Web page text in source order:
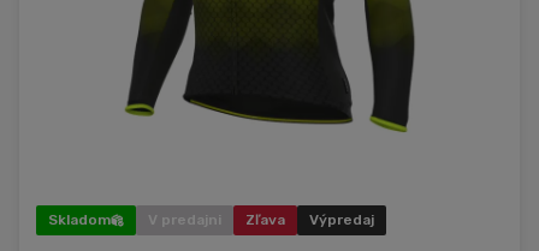
Skladom V predajni Zľava Výpredaj